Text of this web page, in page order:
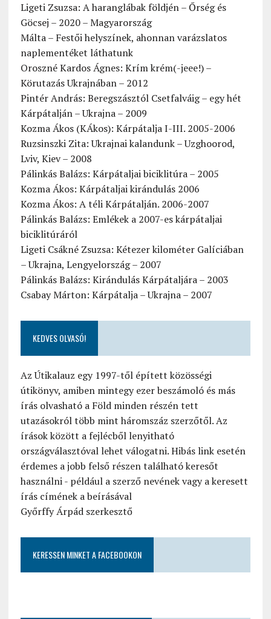
Ligeti Zsuzsa: A haranglábak földjén – Őrség és
Göcsej – 2020 – Magyarország
Málta – Festői helyszínek, ahonnan varázslatos
naplementéket láthatunk
Oroszné Kardos Ágnes: Krím krém(-jeee!) –
Körutazás Ukrajnában – 2012
Pintér András: Beregszásztól Csetfalváig – egy hét
Kárpátalján – Ukrajna – 2009
Kozma Ákos (KÁkos): Kárpátalja I-III. 2005-2006
Ruzsinszki Zita: Ukrajnai kalandunk – Uzghoorod,
Lviv, Kiev – 2008
Pálinkás Balázs: Kárpátaljai biciklitúra – 2005
Kozma Ákos: Kárpátaljai kirándulás 2006
Kozma Ákos: A téli Kárpátalján. 2006-2007
Pálinkás Balázs: Emlékek a 2007-es kárpátaljai
biciklitúráról
Ligeti Csákné Zsuzsa: Kétezer kilométer Galíciában
– Ukrajna, Lengyelország – 2007
Pálinkás Balázs: Kirándulás Kárpátaljára – 2003
Csabay Márton: Kárpátalja – Ukrajna – 2007
KEDVES OLVASÓ!
Az Útikalauz egy 1997-től épített közösségi
útikönyv, amiben mintegy ezer beszámoló és más
írás olvasható a Föld minden részén tett
utazásokról több mint háromszáz szerzőtől. Az
írások között a fejlécből lenyitható
országválasztóval lehet válogatni. Hibás link esetén
érdemes a jobb felső részen található keresőt
használni - például a szerző nevének vagy a keresett
írás címének a beírásával
Győrffy Árpád szerkesztő
KERESSEN MINKET A FACEBOOKON